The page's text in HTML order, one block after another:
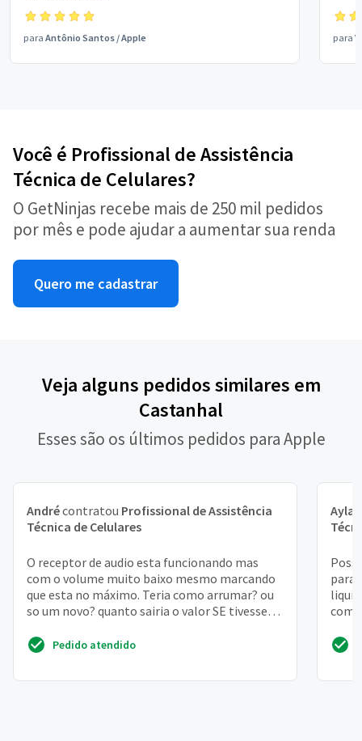
para Antônio Santos /Apple para
Você é Profissional de Assistência
Técnica de Celulares?
O GetNinjas recebe mais de 250 mil pedidos
por mês e pode ajudar a aumentar sua renda
Quero me cadastrar
Veja alguns pedidos similares em
Castanhal
Esses são os últimos pedidos para Apple
Andrécontratou Profissional de Assistência
Técnica de Celulares
O receptor de audio esta funcionando mas
com o volume muito baixo mesmo marcando
que esta no máximo. Teria como arrumar? ou
so um novo? quanto sairia o valor SE tivesse
Pedido atendido
Ayla
para